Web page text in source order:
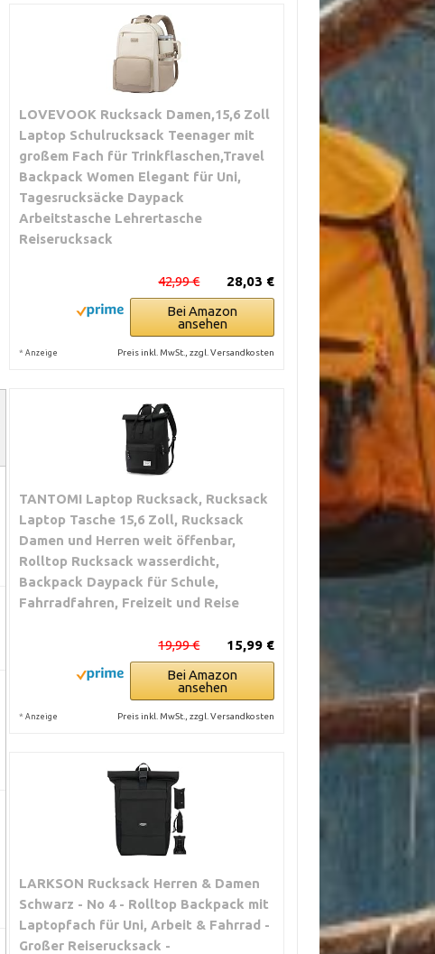
LOVEVOOK Rucksack Damen,15,6 Zoll
Laptop Schulrucksack Teenager mit
großem Fach für Trinkflaschen,Travel
Backpack Women Elegant für Uni,
Tagesrucksäcke Daypack
Arbeitstasche Lehrertasche
Reiserucksack
28,03 €
42,99 €
Bei Amazon
ansehen
* Anzeige Preis inkl. MwSt., zzgl. Versandkosten
TANTOMI Laptop Rucksack, Rucksack
Laptop Tasche 15,6 Zoll, Rucksack
Damen und Herren weit öffenbar,
Rolltop Rucksack wasserdicht,
Backpack Daypack für Schule,
Fahrradfahren, Freizeit und Reise
15,99 €
19,99 €
Bei Amazon
ansehen
* Anzeige Preis inkl. MwSt., zzgl. Versandkosten
LARKSON Rucksack Herren & Damen
Schwarz - No 4 - Rolltop Backpack mit
Laptopfach für Uni, Arbeit & Fahrrad -
Großer Reiserucksack -